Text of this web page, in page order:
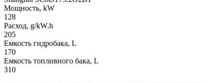
Мощность, kW
128
Расход, g/kW.h
205
Емкость гидробака, L
170
Емкость топливного бака, L
310